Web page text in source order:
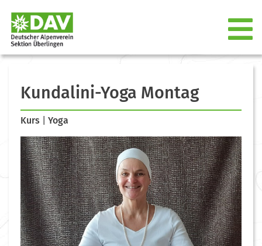
Kundalini-Yoga Montag
Kurs Yoga